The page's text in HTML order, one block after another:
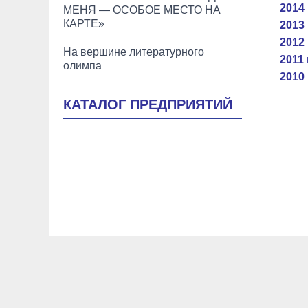
МЕНЯ — ОСОБОЕ МЕСТО НА
КАРТЕ»
На вершине литературного
олимпа
КАТАЛОГ ПРЕДПРИЯТИЙ
2014
2013
2012
2011
2010